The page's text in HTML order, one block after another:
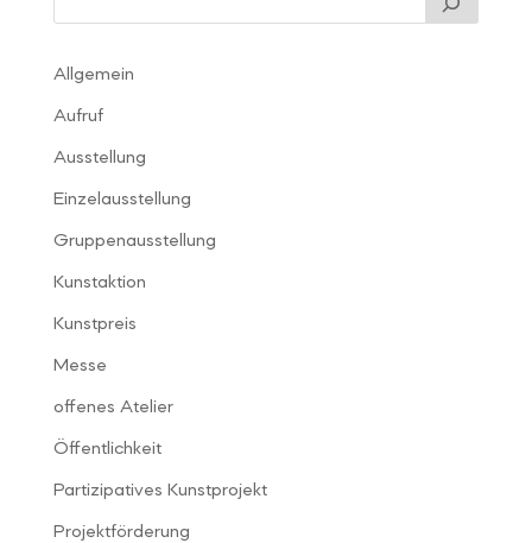
Allgemein
Aufruf
Ausstellung
Einzelausstellung
Gruppenausstellung
Kunstaktion
Kunstpreis
Messe
offenes Atelier
Öffentlichkeit
Partizipatives Kunstprojekt
Projektförderung